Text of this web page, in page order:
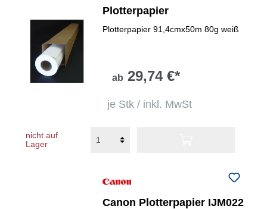
Plotterpapier
Plotterpapier 91,4cmx50m 80g weiß
ab 29,74 €*
je Stk / inkl. MwSt
nicht auf
Lager
Canon Plotterpapier IJM022